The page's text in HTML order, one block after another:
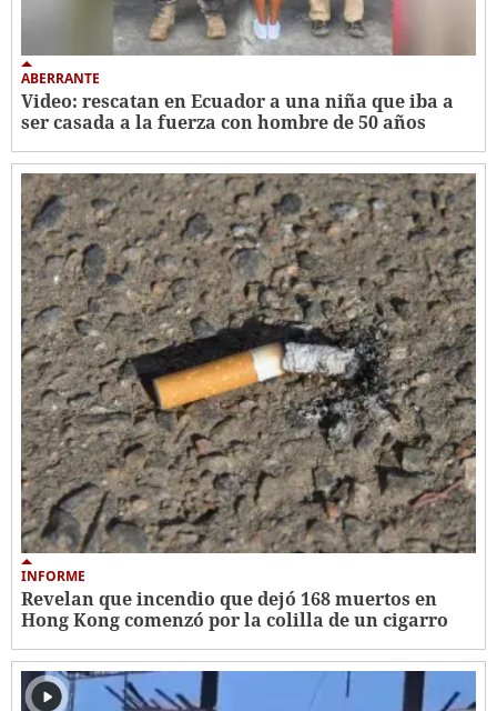
ABERRANTE
Video: rescatan en Ecuador a una niña que iba a
ser casada a la fuerza con hombre de 50 años
INFORME
Revelan que incendio que dejó 168 muertos en
Hong Kong comenzó por la colilla de un cigarro